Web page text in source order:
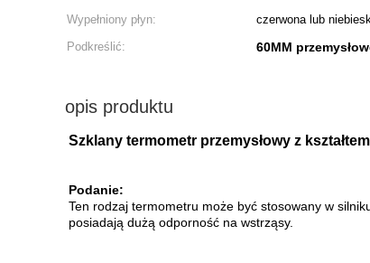
Wypełniony płyn:
czerwona lub
Podkreślić:
60MM
opis produktu
Szklany termometr przemysłowy z
Podanie:
Ten rodzaj termometru może być stosowany w
posiadają dużą odporność na wstrząsy.